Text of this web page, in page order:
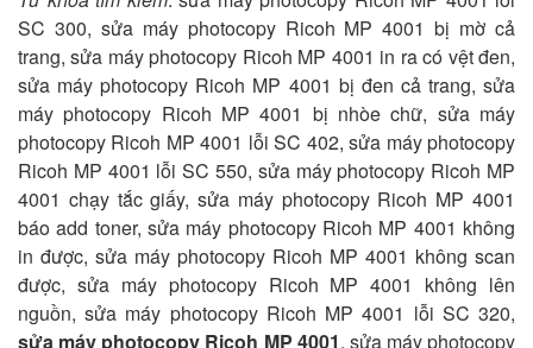
SC 300, sửa máy photocopy Ricoh MP 4001 bị mờ cả
trang, sửa máy photocopy Ricoh MP 4001 in ra có vệt đen,
sửa máy photocopy Ricoh MP 4001 bị đen cả trang, sửa
máy photocopy Ricoh MP 4001 bị nhòe chữ, sửa máy
photocopy Ricoh MP 4001 lỗi SC 402, sửa máy photocopy
Ricoh MP 4001 lỗi SC 550, sửa máy photocopy Ricoh MP
4001 chạy tắc giấy, sửa máy photocopy Ricoh MP 4001
báo add toner, sửa máy photocopy Ricoh MP 4001 không
in được, sửa máy photocopy Ricoh MP 4001 không scan
được, sửa máy photocopy Ricoh MP 4001 không lên
nguồn, sửa máy photocopy Ricoh MP 4001 lỗi SC 320,
sửa máy photocopy Ricoh MP 4001, sửa máy photocopy